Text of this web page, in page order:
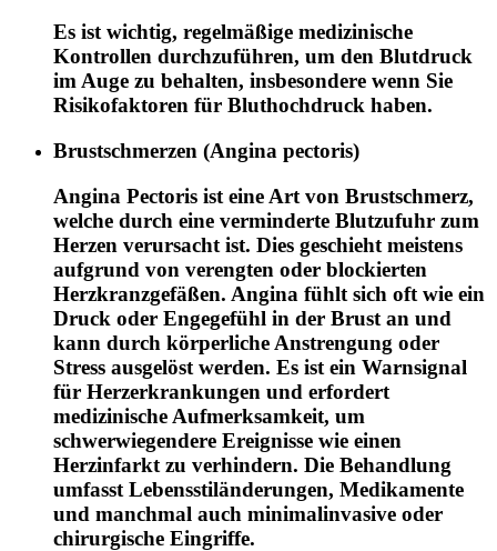
Es ist wichtig, regelmäßige medizinische
Kontrollen durchzuführen, um den Blutdruck
im Auge zu behalten, insbesondere wenn Sie
Risikofaktoren für Bluthochdruck haben.
Brustschmerzen (Angina pectoris)
Angina Pectoris ist eine Art von Brustschmerz,
welche durch eine verminderte Blutzufuhr zum
Herzen verursacht ist. Dies geschieht meistens
aufgrund von verengten oder blockierten
Herzkranzgefäßen. Angina fühlt sich oft wie ein
Druck oder Engegefühl in der Brust an und
kann durch körperliche Anstrengung oder
Stress ausgelöst werden. Es ist ein Warnsignal
für Herzerkrankungen und erfordert
medizinische Aufmerksamkeit, um
schwerwiegendere Ereignisse wie einen
Herzinfarkt zu verhindern. Die Behandlung
umfasst Lebensstiländerungen, Medikamente
und manchmal auch minimalinvasive oder
chirurgische Eingriffe.